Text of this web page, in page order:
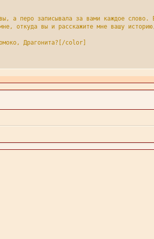
а перо записывала за вами каждое
откуда вы и расскажите мне вашу
Драгонита?[/color]
остановилось, перестав писать.
и записало  ваше слова, но потом
традиции и культуру?[/b]